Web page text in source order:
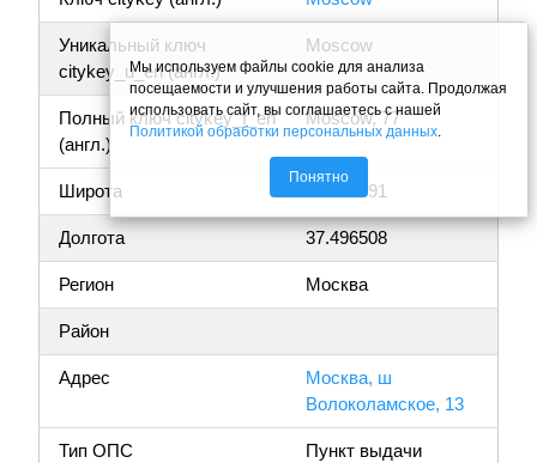
Уникальный ключ
citykey_u_en (англ.)
Moscow
Полный ключ citykey_f_en
(англ.)
Moscow, 77
Широта 55.807691
Долгота 37.496508
Регион Москва
Район
Адрес
Москва, ш
Волоколамское, 13
Тип ОПС
Пункт выдачи
Мы используем файлы cookie для анализа
посещаемости и улучшения работы сайта. Продолжая
использовать сайт, вы соглашаетесь с нашей
Политикой обработки персональных данных
Понятно